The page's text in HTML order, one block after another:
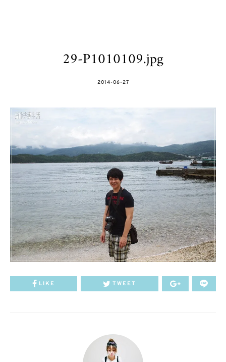
29-P1010109.jpg
POSTED
2014-06-27
LIKE TWEET